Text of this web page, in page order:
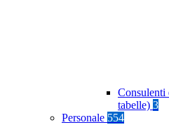
Consulenti
tabelle) 3
Personale 554